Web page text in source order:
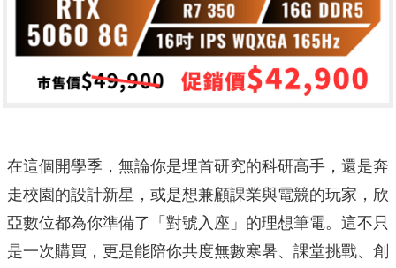
在這個開學季，無論你是埋首研究的科研高手，還是奔
走校園的設計新星，或是想兼顧課業與電競的玩家，欣
亞數位都為你準備了「對號入座」的理想筆電。這不只
是一次購買，更是能陪你共度無數寒暑、課堂挑戰、創